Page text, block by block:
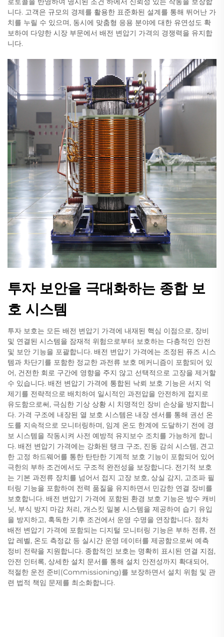
니다. 고객은 규모의 경제를 활용한 표준화된 설계를 통해 뛰어난 가
치를 누릴 수 있으며, 동시에 맞춤형 응용 분야에 대한 유연성도 확
보하여 다양한 시장 부문에서 배전 변압기 가격의 경쟁력을 유지합
니다.
투자 보안을 극대화하는 종합 보
호 시스템
투자 보호는 모든 배전 변압기 가격에 내재된 핵심 이점으로, 장비
및 연결된 시스템을 잠재적 위험으로부터 보호하는 다층적인 안전
및 보안 기능을 포괄합니다. 배전 변압기 가격에는 조정된 퓨즈 시스
템과 차단기를 포함한 정교한 과전류 보호 메커니즘이 포함되어 있
어, 건전한 회로 구간에 영향을 주지 않고 선택적으로 고장을 제거할
수 있습니다. 배전 변압기 가격에 통합된 낙뢰 보호 기능은 서지 억
제기를 전략적으로 배치하여 일시적인 과전압을 안전하게 접지로
유도함으로써, 극심한 기상 상황 시 치명적인 장비 손상을 방지합니
다. 가격 구조에 내장된 열 보호 시스템은 내장 센서를 통해 권선 온
도를 지속적으로 모니터링하며, 임계 온도 한계에 도달하기 전에 경
보 시스템을 작동시켜 사전 예방적 유지보수 조치를 가능하게 합니
다. 배전 변압기 가격에는 강화된 탱크 구조, 진동 감쇠 시스템, 견고
한 고정 하드웨어를 통한 탄탄한 기계적 보호 기능이 포함되어 있어
극한의 부하 조건에서도 구조적 완전성을 보장합니다. 전기적 보호
는 기본 과전류 장치를 넘어서 접지 고장 보호, 상실 감지, 고조파 필
터링 기능을 포함하여 전력 품질을 유지하면서 민감한 연결 장비를
보호합니다. 배전 변압기 가격에 포함된 환경 보호 기능은 방수 캐비
닛, 부식 방지 마감 처리, 개스킷 밀봉 시스템을 제공하여 습기 유입
을 방지하고, 혹독한 기후 조건에서 운영 수명을 연장합니다. 점차
배전 변압기 가격에 포함되는 디지털 모니터링 기능은 부하 전류, 전
압 레벨, 온도 측정값 등 실시간 운영 데이터를 제공함으로써 예측
정비 전략을 지원합니다. 종합적인 보호는 명확히 표시된 연결 지점,
안전 인터록, 상세한 설치 문서를 통해 설치 안전성까지 확대되어,
적절한 운전 준비(Commissioning)를 보장하면서 설치 위험 및 관
련 법적 책임 문제를 최소화합니다.